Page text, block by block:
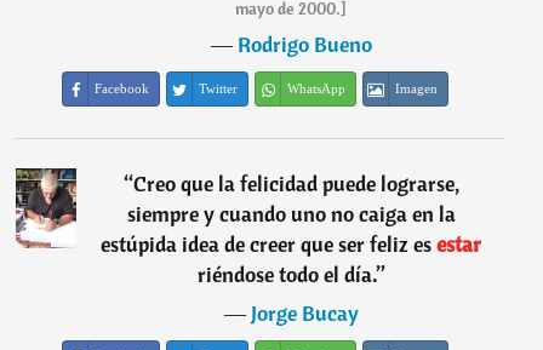
mayo de 2000.]
―Rodrigo Bueno
Facebook Twitter WhatsApp Imagen
“Creo que la felicidad puede lograrse,
siempre y cuando uno no caiga en la
estúpida idea de creer que ser feliz esestar
riéndose todo el día.”
―Jorge Bucay